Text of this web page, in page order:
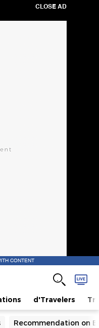
CLOSE AD
CONTENT
d'Travelers
Recommendation on